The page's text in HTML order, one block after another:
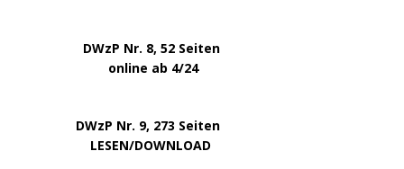
DWzP Nr. 8, 52 Seiten
online ab 4/24
DWzP Nr. 9, 273 Seiten
LESEN/DOWNLOAD